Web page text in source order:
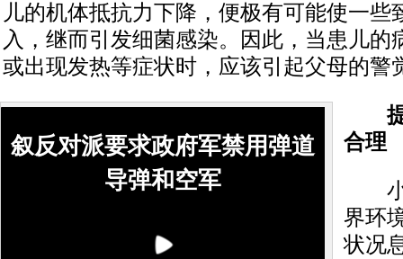
儿的机体抵抗力下降，便极有可能使一些
入，继而引发细菌感染。因此，当患儿的
或出现发热等症状时，应该引起父母的警
叙反对派要求政府军禁用弹道
导弹和空军
提
合理
小
界环
状况